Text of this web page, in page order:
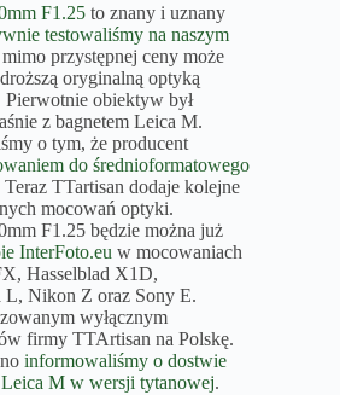
F1.25 to znany i uznany
testowaliśmy na naszym
przystępnej ceny może
oryginalną optyką
obiektyw był
z bagnetem Leica M.
o tym, że producent
do średnioformatowego
Teraz TTartisan dodaje kolejne
mocowań optyki.
F1.25 będzie można już
InterFoto.eu w mocowaniach
Hasselblad X1D,
L, Nikon Z oraz Sony E.
wyłącznym
firmy TTArtisan na Polskę.
informowaliśmy o dostwie
M w wersji tytanowej.